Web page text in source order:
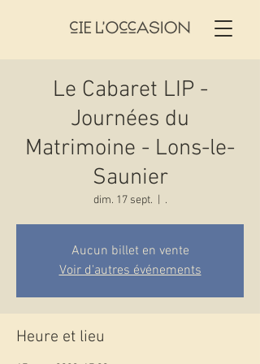
Le Cabaret LIP -
Journées du
Matrimoine - Lons-le-
Saunier
dim. 17 sept. .
Aucun billet en vente
Voir d'autres événements
Heure et lieu